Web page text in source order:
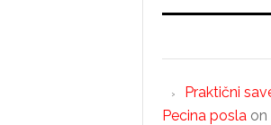
Praktični
Pecina posla on